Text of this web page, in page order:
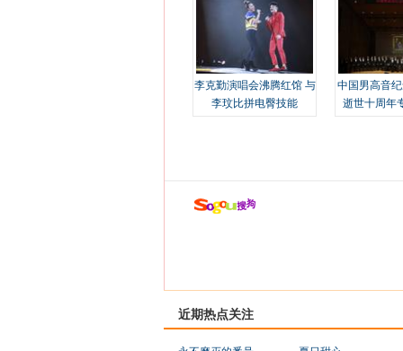
李克勤演唱会沸腾红馆 与
李玟比拼电臀技能
中国男高音
逝世十周年
近期热点关注